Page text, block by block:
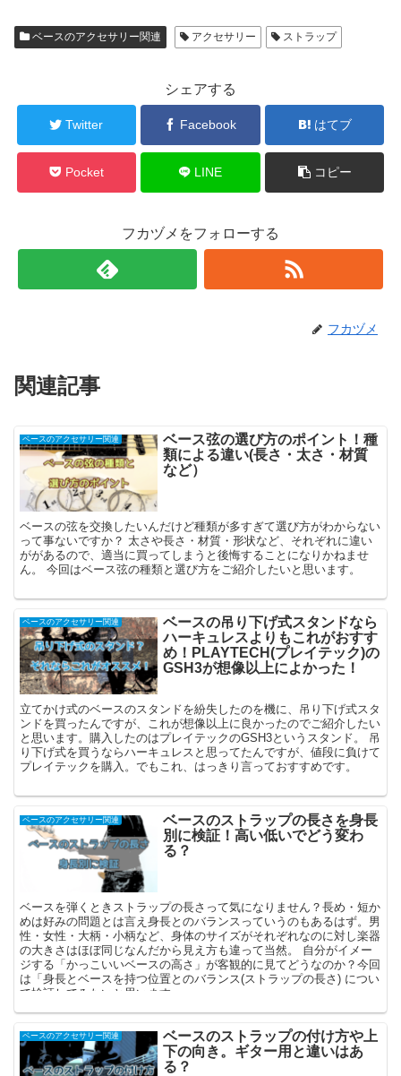
ベースのアクセサリー関連 アクセサリー ストラップ
シェアする
Twitter Facebook はてブ
Pocket LINE コピー
フカヅメをフォローする
フカヅメ
関連記事
ベースのアクセサリー関連
ベース弦の選び方のポイント！種
類による違い(長さ・太さ・材質
など）
ベースの弦を交換したいんだけど種類が多すぎて選び方がわからない
って事ないですか？ 太さや長さ・材質・形状など、それぞれに違い
ががあるので、適当に買ってしまうと後悔することになりかねませ
ん。 今回はベース弦の種類と選び方をご紹介したいと思います。
ベースのアクセサリー関連
ベースの吊り下げ式スタンドなら
ハーキュレスよりもこれがおすす
め！PLAYTECH(プレイテック)の
GSH3が想像以上によかった！
立てかけ式のベースのスタンドを紛失したのを機に、吊り下げ式スタ
ンドを買ったんですが、これが想像以上に良かったのでご紹介したい
と思います。購入したのはプレイテックのGSH3というスタンド。 吊
り下げ式を買うならハーキュレスと思ってたんですが、値段に負けて
プレイテックを購入。でもこれ、はっきり言っておすすめです。
ベースのアクセサリー関連
ベースのストラップの長さを身長
別に検証！高い低いでどう変わ
る？
ベースを弾くときストラップの長さって気になりません？長め・短か
めは好みの問題とは言え身長とのバランスっていうのもあるはず。男
性・女性・大柄・小柄など、身体のサイズがそれぞれなのに対し楽器
の大きさはほぼ同じなんだから見え方も違って当然。 自分がイメー
ジする「かっこいいベースの高さ」が客観的に見てどうなのか？今回
は「身長とベースを持つ位置とのバランス(ストラップの長さ) につい
て検証してみたいと思います。
ベースのアクセサリー関連
ベースのストラップの付け方や上
下の向き。ギター用と違いはあ
る？